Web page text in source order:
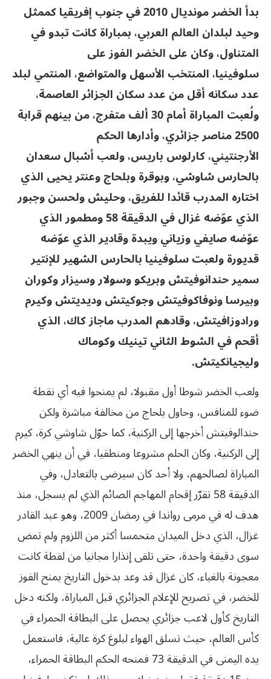
بدأ الخضر مونديال 2010 في جنوب إفريقيا كممثل
وحيد لبلدان العالم العربي، بمباراة كانت تبدو في
المتناول، وكان على الخضر الفوز على
سلوفينيا، المنتخب الأسهل والمتواضع، المنتمي لبلد
عدد سكانه أقل من عدد سكان الجزائر العاصمة،
ولُعبت المباراة أمام 30 ألف متفرج، من بينهم قرابة
2500 مناصر جزائري، وأدارها الحكم
الأرجنتيني، كارلوس باريس، ولعب أشبال سعدان
بالحارس شاوشي، وبوقرة وبلحاج وعنتر يحيى الذي
اختاره المدرب قائدا للفريق، وحليش ولحسن وجبور
الذي عوّضه غزال في الدقيقة 58 ومطمور الذي
عوّضه صايفي وزياني ويبدة وقادير الذي عوّضه
قديورة ولعبت سلوفينيا بالحارس الشهير للإنتير
سمير حندانوفيتش وبريكو وسولار وسيزار وكوران
وبيرسا ونوفاكوفيتش وجوكيتش وديديتش وكيرم
ورادوزافيتش، وقادهم المدرب ماجاز كاك، الذي
أقحم في الشوط الثاني تينيك وكوماك
وليجيانكيتش.
ولعب الخضر شوطا أول مقبولا، لم يمنحوا فيه أي نقطة
ضوء للمنافس، وحاول بلحاج من مخالفة مباشرة ولكن
حندالوفيتش أخرجها إلى الركنية، كما حوّل شاوشي كرة، كيرم
إلى الركنية، وكان الحلم مشروعا ومنطقيا، في أن ينهي الخضر
المباراة لصالحهم، ولا أحد كان سيرضى بالتعادل، وفي
الدقيقة 58 تقرّر إقحام المهاجم الصائم الذي لم يسجل، منذ
هدف له في مرمى رواندا في رمضان 2009، وهو عبد القادر
غزال، الذي دخل الميدان متحمسا أكثر من اللزوم ولم تمض
سوى دقيقة واحدة، حتى تلقى إنذارا مجانيا من لقطة كانت
معجونة بالغباء، كان غزال قد وعد بدخول التاريخ بمنح الفوز
للخضر، في تصريح للإعلام الجزائري قبل المباراة، ولكنه دخل
التاريخ كأول لاعب جزائري يحصل على البطاقة الحمراء في
كأس العالم، حيث تسلق الهواء لبلوغ كرة عالية، فاستعمل
يده اليمنى في الدقيقة 73 فمنحه الحكم البطاقة الحمراء،